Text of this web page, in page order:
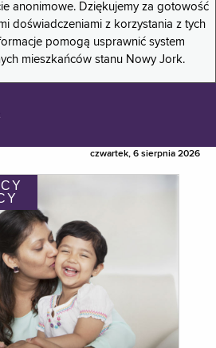
anonimowe. Dziękujemy za gotowość
doświadczeniami z korzystania z tych
pomogą usprawnić system
mieszkańców stanu Nowy Jork.
czwartek, 6 sierpnia 2026